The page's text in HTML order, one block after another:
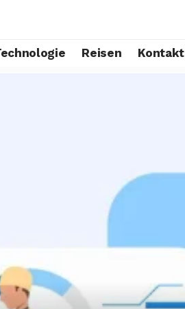
Reisen Kontakt